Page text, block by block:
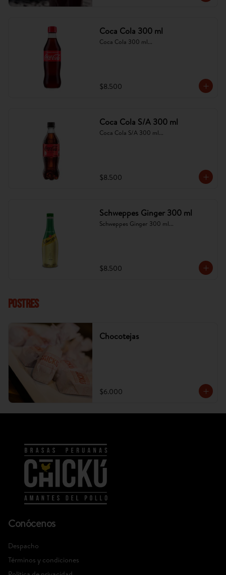
Coca Cola 300 ml
Coca Cola 300 ml...
$8.500
Coca Cola S/A 300 ml
Coca Cola S/A 300 ml...
$8.500
Schweppes Ginger 300 ml
Schweppes Ginger 300 ml...
$8.500
POSTRES
Chocotejas
$6.000
Conócenos
Despacho
Términos y condiciones